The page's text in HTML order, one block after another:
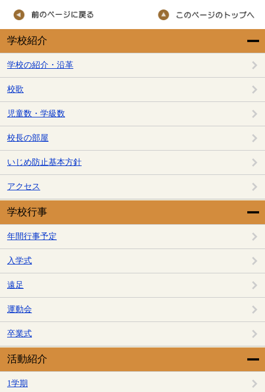
学校紹介
学校の紹介・沿革
校歌
児童数・学級数
校長の部屋
いじめ防止基本方針
アクセス
学校行事
年間行事予定
入学式
遠足
運動会
卒業式
活動紹介
1学期